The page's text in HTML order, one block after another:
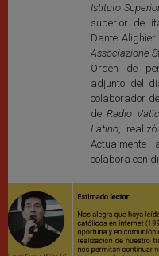
Istituto
superior de
Dante
Associazione
Orden de
adjunto del
colaborador
de Radio
Latino,
colabora con